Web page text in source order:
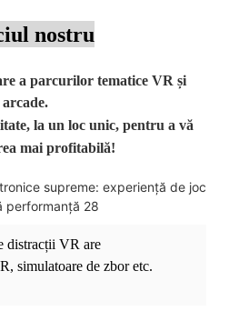
nostru
a parcurilor tematice VR și
arcade.
la un loc unic, pentru a vă
mai profitabilă!
distracții VR are
simulatoare de zbor etc.